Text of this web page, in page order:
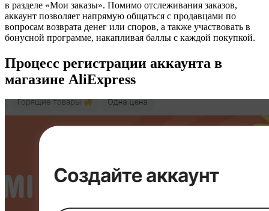
в разделе «Мои заказы». Помимо отслеживания заказов,
аккаунт позволяет напрямую общаться с продавцами по
вопросам возврата денег или споров, а также участвовать в
бонусной программе, накапливая баллы с каждой покупкой.
Процесс регистрации аккаунта в
магазине AliExpress